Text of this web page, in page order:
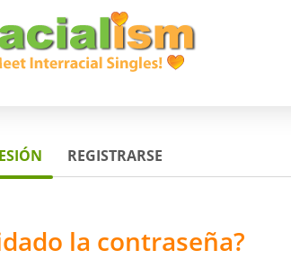
REGISTRARSE
la contraseña?